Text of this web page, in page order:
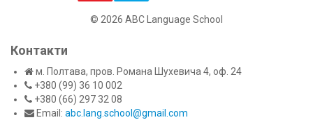
© 2026 ABC Language School
Контакти
м. Полтава, пров. Романа Шухевича 4, оф. 24
+380 (99) 36 10 002
+380 (66) 297 32 08
Email: abc.lang.school@gmail.com